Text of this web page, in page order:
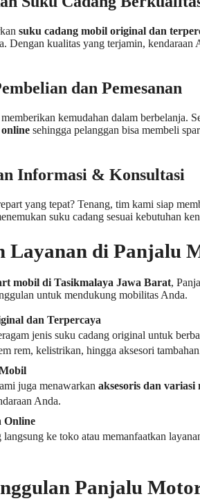
suku cadang mobil original dan
Dengan kualitas yang terjamin,
dan Pemesanan
memberikan kemudahan dalam berbelanja.
online sehingga pelanggan bisa membeli
Informasi & Konsultasi
yang tepat? Tenang, tim kami siap
suku cadang sesuai kebutuhan
Layanan di Panjalu
mobil di Tasikmalaya Jawa Barat,
untuk mendukung mobilitas Anda.
dan Terpercaya
jenis suku cadang original untuk
rem, kelistrikan, hingga aksesori
juga menawarkan aksesoris dan variasi
Anda.
Online
langsung ke toko atau memanfaatkan
Panjalu